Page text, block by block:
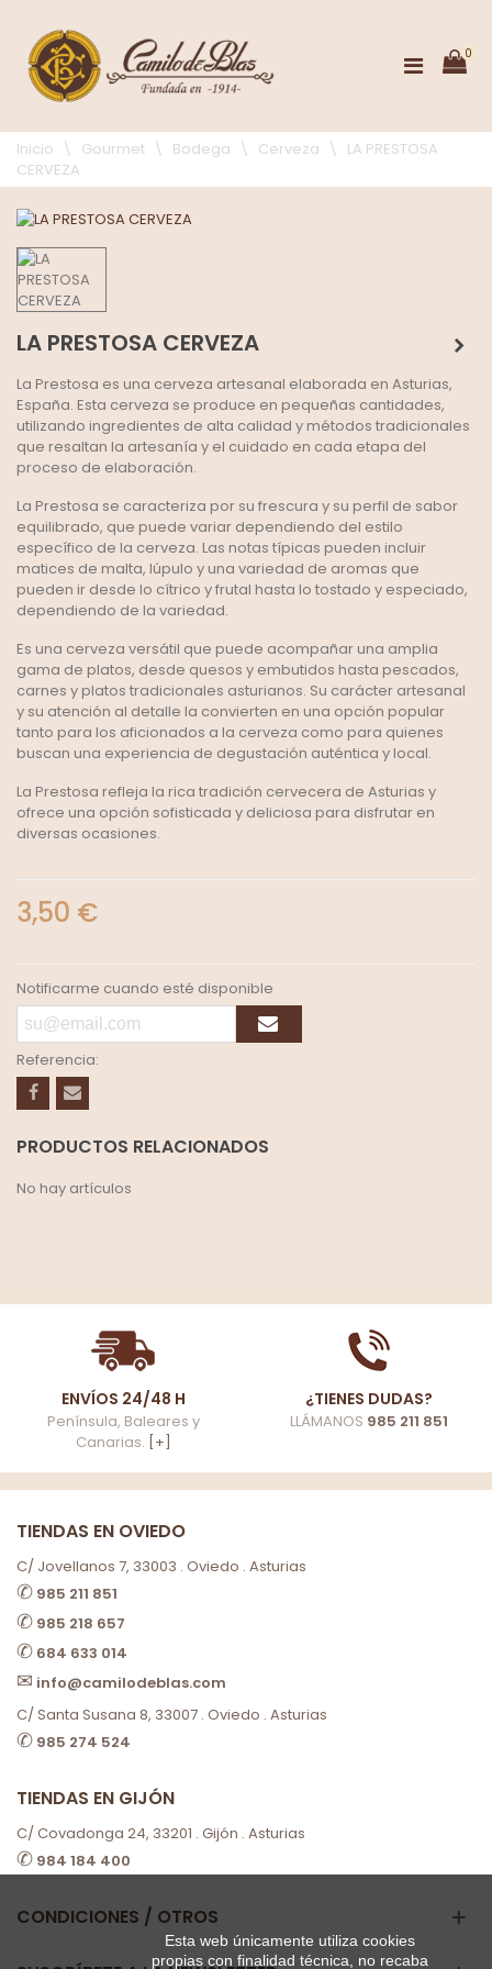
0
Inicio \ Gourmet \ Bodega \ Cerveza \
LA PRESTOSA
CERVEZA
LA PRESTOSA CERVEZA
La Prestosa es una cerveza artesanal elaborada en Asturias,
España. Esta cerveza se produce en pequeñas cantidades,
utilizando ingredientes de alta calidad y métodos tradicionales
que resaltan la artesanía y el cuidado en cada etapa del
proceso de elaboración.
La Prestosa se caracteriza por su frescura y su perfil de sabor
equilibrado, que puede variar dependiendo del estilo
específico de la cerveza. Las notas típicas pueden incluir
matices de malta, lúpulo y una variedad de aromas que
pueden ir desde lo cítrico y frutal hasta lo tostado y especiado,
dependiendo de la variedad.
Es una cerveza versátil que puede acompañar una amplia
gama de platos, desde quesos y embutidos hasta pescados,
carnes y platos tradicionales asturianos. Su carácter artesanal
y su atención al detalle la convierten en una opción popular
tanto para los aficionados a la cerveza como para quienes
buscan una experiencia de degustación auténtica y local.
La Prestosa refleja la rica tradición cervecera de Asturias y
ofrece una opción sofisticada y deliciosa para disfrutar en
diversas ocasiones.
3,50 €
Notificarme cuando esté disponible
Referencia:
PRODUCTOS RELACIONADOS
No hay artículos
ENVÍOS 24/48 H
Península, Baleares y
Canarias. [+]
¿TIENES DUDAS?
LLÁMANOS 985 211 851
Esta web únicamente utiliza cookies
propias con finalidad técnica, no recaba
TIENDAS EN OVIEDO
C/ Jovellanos 7, 33003 . Oviedo . Asturias
✆ 985 211 851
✆ 985 218 657
✆ 684 633 014
✉ info@camilodeblas.com
C/ Santa Susana 8, 33007 . Oviedo . Asturias
✆ 985 274 524
TIENDAS EN GIJÓN
C/ Covadonga 24, 33201 . Gijón . Asturias
✆ 984 184 400
CONDICIONES / OTROS